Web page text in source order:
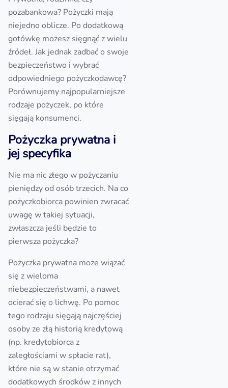
pozabankowa? Pożyczki mają
niejedno oblicze. Po dodatkową
gotówkę możesz sięgnąć z wielu
źródeł. Jak jednak zadbać o swoje
bezpieczeństwo i wybrać
odpowiedniego pożyczkodawcę?
Porównujemy najpopularniejsze
rodzaje pożyczek, po które
sięgają konsumenci.
Pożyczka prywatna i
jej specyfika
Nie ma nic złego w pożyczaniu
pieniędzy od osób trzecich. Na co
pożyczkobiorca powinien zwracać
uwagę w takiej sytuacji,
zwłaszcza jeśli będzie to
pierwsza pożyczka?
Pożyczka prywatna może wiązać
się z wieloma
niebezpieczeństwami, a nawet
ocierać się o lichwę. Po pomoc
tego rodzaju sięgają najczęściej
osoby ze złą historią kredytową
(np. kredytobiorca z
zaległościami w spłacie rat),
które nie są w stanie otrzymać
dodatkowych środków z innych